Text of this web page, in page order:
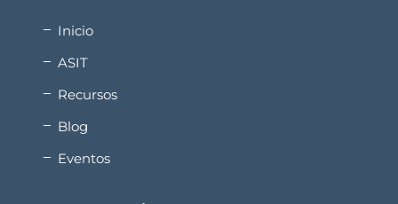
Inicio
ASIT
Recursos
Blog
Eventos